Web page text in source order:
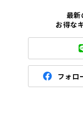
最新
お得な
フォロ